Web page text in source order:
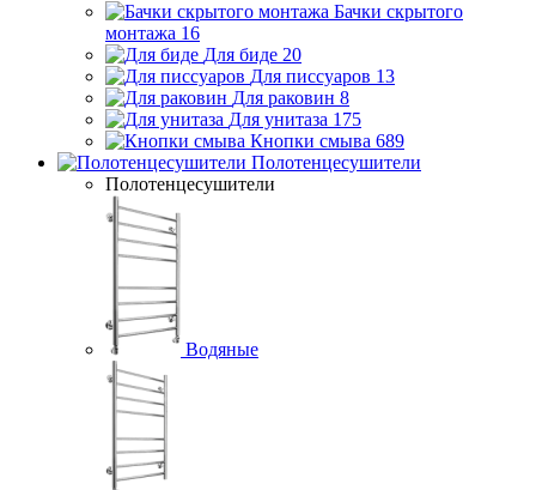
Бачки скрытого
монтажа 16
Для биде 20
Для писсуаров 13
Для раковин 8
Для унитаза 175
Кнопки смыва 689
Полотенцесушители
Полотенцесушители
Водяные